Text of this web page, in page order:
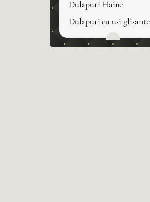
Dulapuri Haine
Dulapuri cu usi glisante